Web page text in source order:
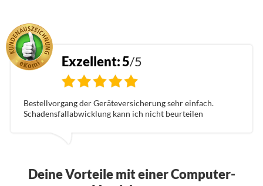
>
Exzellent:5/5
Bestellvorgang der Geräteversicherung sehr einfach.
Schadensfallabwicklung kann ich nicht beurteilen
Deine Vorteile mit einer Computer-